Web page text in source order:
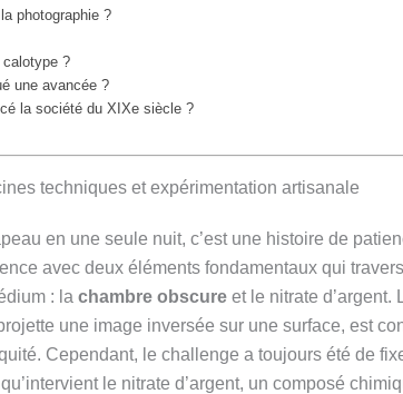
photographie ?
calotype ?
une avancée ?
la société du XIXe siècle ?
techniques et expérimentation artisanale
en une seule nuit, c’est une histoire de
avec deux éléments fondamentaux qui
: la chambre obscure et le nitrate d’argent.
une image inversée sur une surface, est
Cependant, le challenge a toujours été de
le nitrate d’argent, un composé